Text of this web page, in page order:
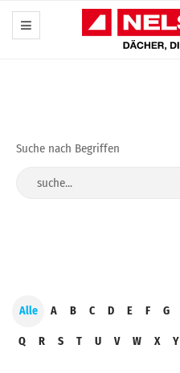
Suche nach Begriffen
Alle A B C D E F G
Q R S T U V W X Y